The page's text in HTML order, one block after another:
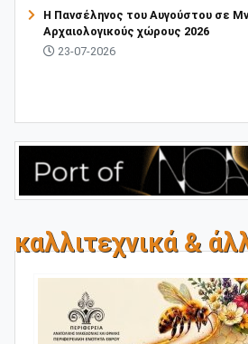
Η Πανσέληνος του Αυγούστου σε
Αρχαιολογικούς χώρους 2026
23-07-2026
καλλιτεχνικά &